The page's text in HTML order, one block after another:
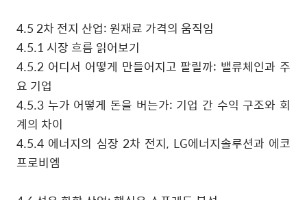
4.5 2차 전지 산업: 원재료 가격의 움직임
4.5.1 시장 흐름 읽어보기
4.5.2 어디서 어떻게 만들어지고 팔릴까: 밸류체인과 주
요 기업
4.5.3 누가 어떻게 돈을 버는가: 기업 간 수익 구조와 회
계의 차이
4.5.4 에너지의 심장 2차 전지, LG에너지솔루션과 에코
프로비엠